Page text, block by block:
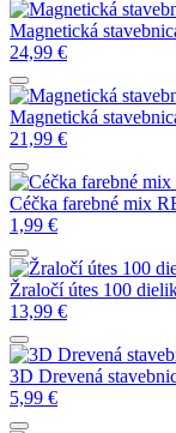
Magnetická
24,99 €
Magnetická
21,99 €
Céčka farebné mix
1,99 €
Žraločí útes 100
13,99 €
3D Drevená
5,99 €